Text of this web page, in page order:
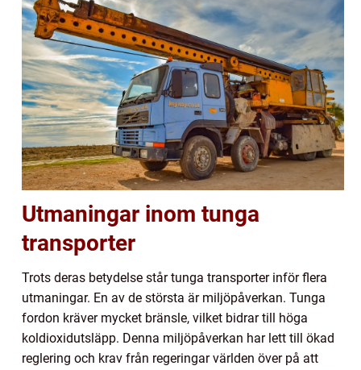
Utmaningar inom tunga
transporter
Trots deras betydelse står tunga transporter inför flera
utmaningar. En av de största är miljöpåverkan. Tunga
fordon kräver mycket bränsle, vilket bidrar till höga
koldioxidutsläpp. Denna miljöpåverkan har lett till ökad
reglering och krav från regeringar världen över på att